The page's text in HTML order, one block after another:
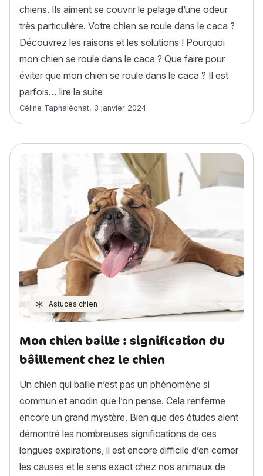
chiens. Ils aiment se couvrir le pelage d’une odeur
très particulière. Votre chien se roule dans le caca ?
Découvrez les raisons et les solutions ! Pourquoi
mon chien se roule dans le caca ? Que faire pour
éviter que mon chien se roule dans le caca ? Il est
parfois… lire la suite
Article rédigé par
Céline Taphaléchat, 3 janvier 2024
Astuces chien
Mon chien baille : signification du
bâillement chez le chien
Un chien qui baille n’est pas un phénomène si
commun et anodin que l’on pense. Cela renferme
encore un grand mystère. Bien que des études aient
démontré les nombreuses significations de ces
longues expirations, il est encore difficile d’en cerner
les causes et le sens exact chez nos animaux de